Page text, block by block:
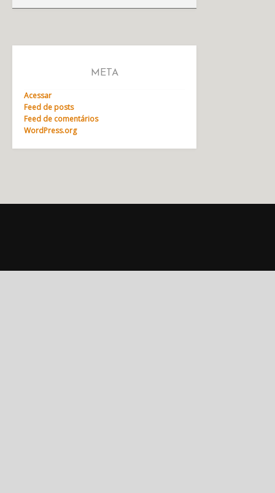
META
Acessar
Feed de posts
Feed de comentários
WordPress.org